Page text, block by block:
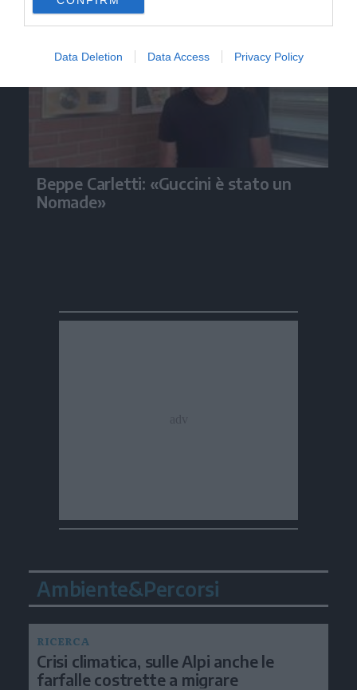
Data Deletion Data Access Privacy Policy
Beppe Carletti: «Guccini è stato un
Nomade»
Ambiente&Percorsi
RICERCA
Crisi climatica, sulle Alpi anche le
farfalle costrette a migrare